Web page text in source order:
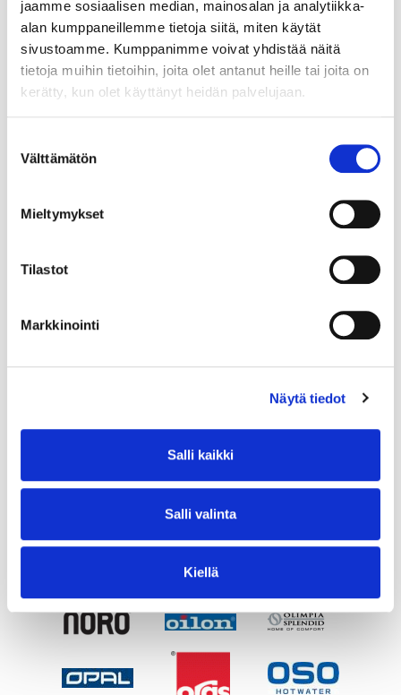
jaamme sosiaalisen median, mainosalan ja analytiikka-
alan kumppaneillemme tietoja siitä, miten käytät
sivustoamme. Kumppanimme voivat yhdistää näitä
tietoja muihin tietoihin, joita olet antanut heille tai joita on
kerätty, kun olet käyttänyt heidän palvelujaan.
valinta
Välttämätön
Mieltymykset
Tilastot
Markkinointi
Näytä tiedot
Salli kaikki
Salli valinta
Kiellä